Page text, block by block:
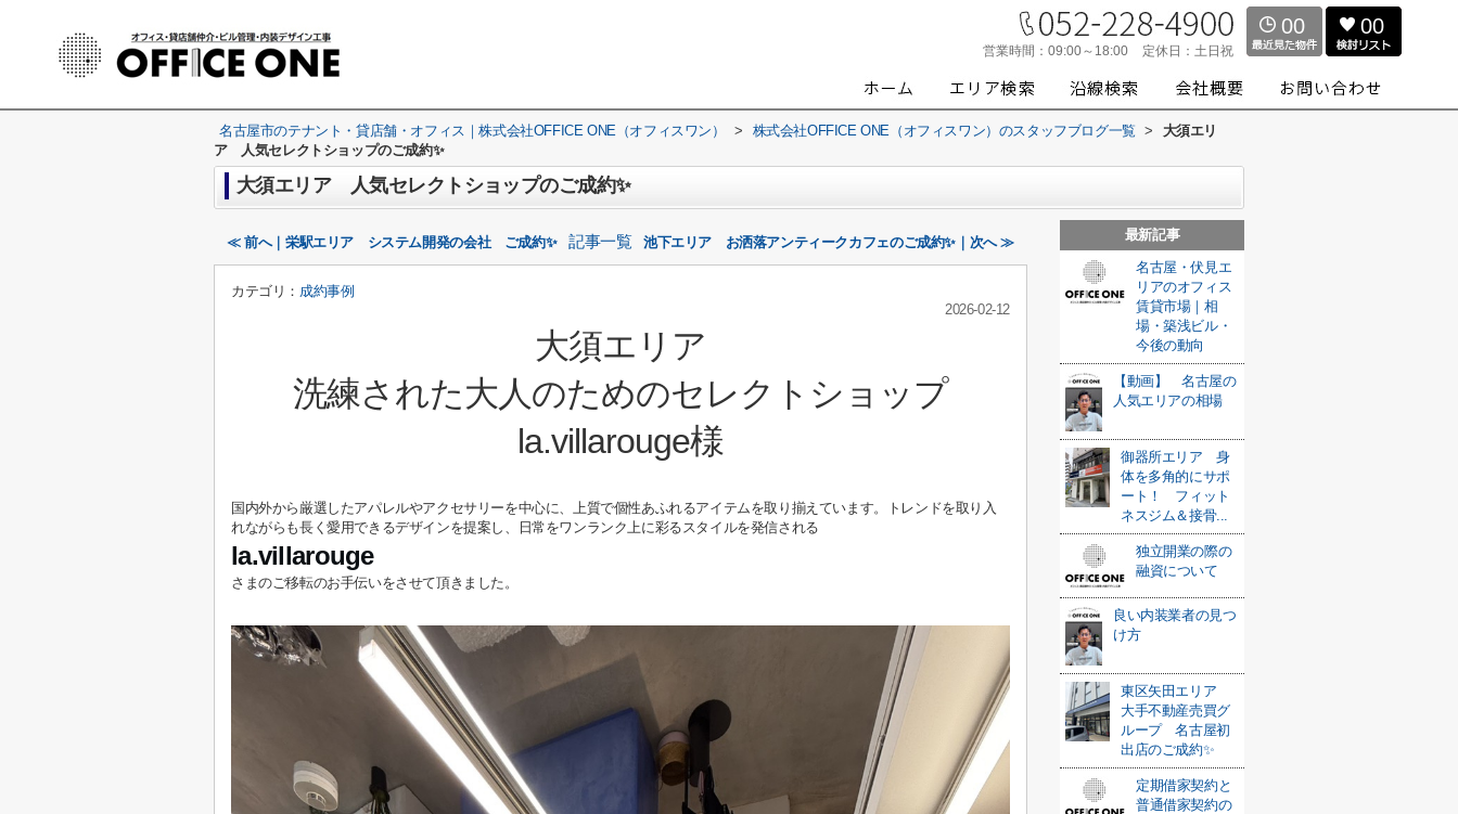
営業時間： 09:00～18:00 定休日： 土日祝
00 00
名古屋市のテナント・貸店舗・オフィス｜株式会社OFFICE ONE（オフィスワン） > 株式会社OFFICE ONE（オフィスワン）のスタッフブログ一覧 >
大須エリ
ア 人気セレクトショップのご成約✨
大須エリア 人気セレクトショップのご成約✨
≪ 前へ｜栄駅エリア システム開発の会社 ご成約✨ 記事一覧 池下エリア お洒落アンティークカフェのご成約✨｜次へ ≫
カテゴリ： 成約事例
2026-02-12
大須エリア
洗練された大人のためのセレクトショップ
la.villarouge様
国内外から厳選したアパレルやアクセサリーを中心に、上質で個性あふれるアイテムを取り揃えています。トレンドを取り入
れながらも長く愛用できるデザインを提案し、日常をワンランク上に彩るスタイルを発信される
la.villarouge
さまのご移転のお手伝いをさせて頂きました。
最新記事
名古屋・伏見エ
リアのオフィス
賃貸市場｜相
場・築浅ビル・
今後の動向
【動画】 名古屋の
人気エリアの相場
御器所エリア 身
体を多角的にサポ
ート！ フィット
ネスジム＆接骨...
独立開業の際の
融資について
良い内装業者の見つ
け方
東区矢田エリア
大手不動産売買グ
ループ 名古屋初
出店のご成約✨
定期借家契約と
普通借家契約の